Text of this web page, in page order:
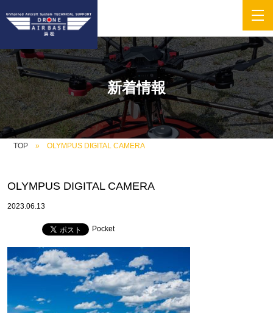
新着情報
TOP OLYMPUS DIGITAL CAMERA
OLYMPUS DIGITAL CAMERA
2023.06.13
Pocket